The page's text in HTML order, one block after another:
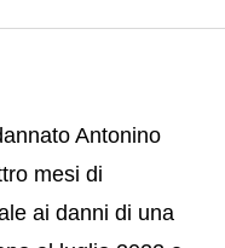
Antonino
mesi di
ai danni di una